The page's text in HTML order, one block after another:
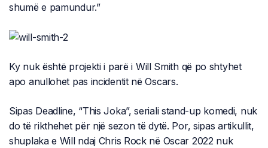
shumë e pamundur.”
Ky nuk është projekti i parë i Will Smith që po shtyhet
apo anullohet pas incidentit në Oscars.
Sipas Deadline, “This Joka”, seriali stand-up komedi, nuk
do të rikthehet për një sezon të dytë. Por, sipas artikullit,
shuplaka e Will ndaj Chris Rock në Oscar 2022 nuk